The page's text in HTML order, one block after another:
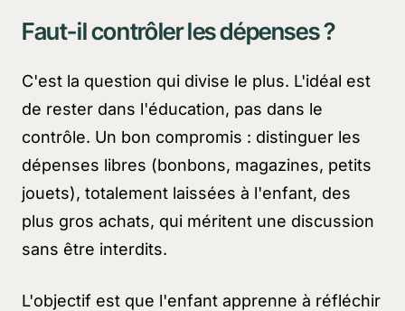
Faut-il contrôler les dépenses ?
C'est la question qui divise le plus. L'idéal est
de rester dans l'éducation, pas dans le
contrôle. Un bon compromis : distinguer les
dépenses libres (bonbons, magazines, petits
jouets), totalement laissées à l'enfant, des
plus gros achats, qui méritent une discussion
sans être interdits.
L'objectif est que l'enfant apprenne à réfléchir